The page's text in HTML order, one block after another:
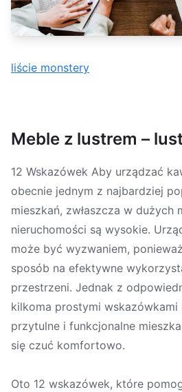
liście monstery
Meble z lustrem –
12 Wskazówek Aby urządzać
obecnie jednym z najbardziej
mieszkań, zwłaszcza w dużych
nieruchomości są wysokie.
może być wyzwaniem,
sposób na efektywne
przestrzeni. Jednak z
kilkoma prostymi
przytulne i funkcjonalne
się czuć komfortowo.
Oto 12 wskazówek, które